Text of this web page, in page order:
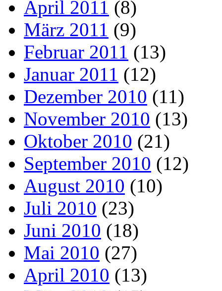
April 2011 (8)
März 2011 (9)
Februar 2011 (13)
Januar 2011 (12)
Dezember 2010 (11)
November 2010 (13)
Oktober 2010 (21)
September 2010 (12)
August 2010 (10)
Juli 2010 (23)
Juni 2010 (18)
Mai 2010 (27)
April 2010 (13)